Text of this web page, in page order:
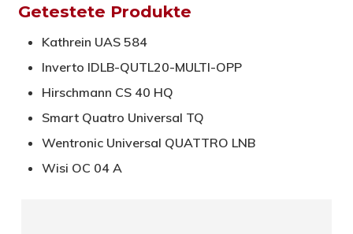
Getestete Produkte
Kathrein UAS 584
Inverto IDLB-QUTL20-MULTI-OPP
Hirschmann CS 40 HQ
Smart Quatro Universal TQ
Wentronic Universal QUATTRO LNB
Wisi OC 04 A